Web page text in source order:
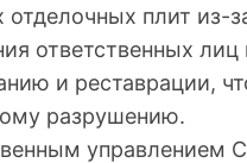
отделочных плит из-
ответственных лиц
и реставрации,
разрушению.
управлением